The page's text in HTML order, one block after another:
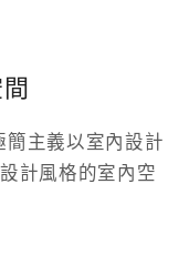
主義以室內設計
計風格的室內空